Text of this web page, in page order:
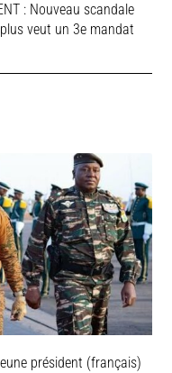
: Nouveau scandale
veut un 3e mandat
président (français)